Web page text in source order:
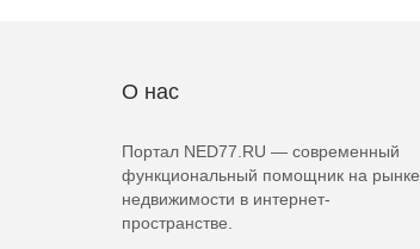
О нас
Портал NED77.RU — современный
функциональный помощник на рынке
недвижимости в интернет-
пространстве.